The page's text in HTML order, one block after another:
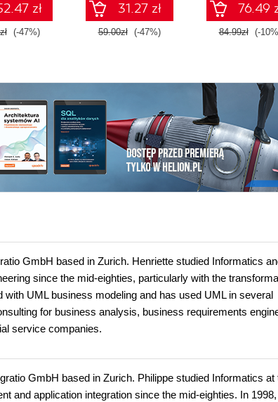
zł
(-47%)
31.27 zł
59.00zł (-47%)
76.49
84.99zł (-
GmbH based in Zurich. Henriette studied Informatics
since the mid-eighties, particularly with the
UML business modeling and has used UML in several
for business analysis, business requirements
service companies.
GmbH based in Zurich. Philippe studied Informatics at
and application integration since the mid-eighties. In